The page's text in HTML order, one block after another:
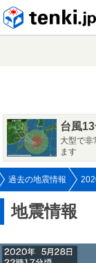
台風
大型で
ます
過去の地震情報
地震情報